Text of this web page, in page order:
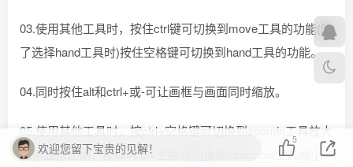
03.使用其他工具时，按住ctrl键可切换到move工具的功能(除
了选择hand工具时)按住空格键可切换到hand工具的功能。
04.同时按住alt和ctrl+或-可让画框与画面同时缩放。
05.使用其他工具时，按ctrl+空格键可切换到zoomin工具放大
图象显示比例，按alt+ctrl+空格可切换到zoom out工具缩小
欢迎您留下宝贵的见解！
5